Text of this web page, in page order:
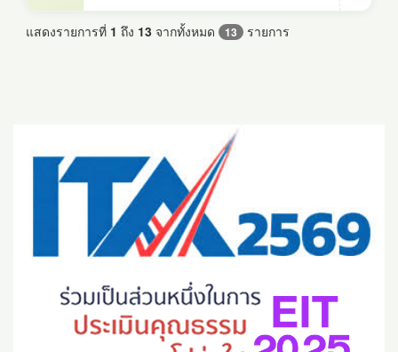
แสดงรายการที่ 1 ถึง 13 จากทั้งหมด 13 รายการ